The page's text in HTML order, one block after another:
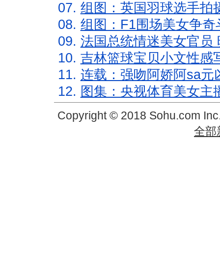
07. 组图：英国羽球选手拍
08. 组图：F1围场美女争
09. 法国总统情迷美女官员
10. 吉林篮球宝贝小文性感
11. 连载：强吻阿娇阿sa元
12. 图集：央视体育美女主
Copyright © 2018 Sohu.com
全部